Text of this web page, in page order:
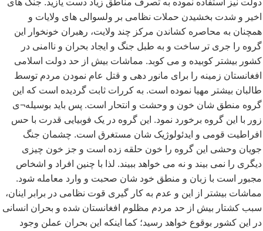
دولت نیز استفاده نموده به تصرف مناطق زیاد دست یازید. جنگ های
اخیر و شدت بخشیدن حملات نظامی بر ولسوالی های ولایات و
همچنان به محاصره کشاندن مرکز چند ولایت، رهبران خونخوار این
گروه را جری تر ساخت و به طبل جنگ و ایجاد بحران و ناامنی در
کشور بیشتر کوبیده و می کوبد. مماشات بیش از حد دولت اسلامی
افغانستان زمینه را برای مانور دهی و قتل عام نمودن مردم توسط
طالبان بیشتر مهیا نموده است. به کررات ثابت گردیده است که این
گروه منطق شان خون و وحشت و انتحار است. پس باید بوسیله¬ی
زور با این گروه برخورد نمود. این گروه در یک فوبیایی قدرت با حس
افراطیت قومی و ایدئولوژیک شان مستغرق است. چشمان جنگ
جویان وحشی این گروه را خون حلقه زده است و جز خون چیزی
دیگری را نمی بیند و نه می خواهد ببیند. لذا با چنین افراد و اشخاص
مجبور است با زبان و منطق خود شان صحبت و وارد معامله شود.
مماشات بیشتر از این و عدم به کار گیری قوت نظامی در برابر اینان،
سبب کشتار بیش از حد مردم مظلوم افغانستان شده و بحران انسانی
در این کشور بوقوع خواهد رسید؛ کما اینکه این بحران عملن وجود